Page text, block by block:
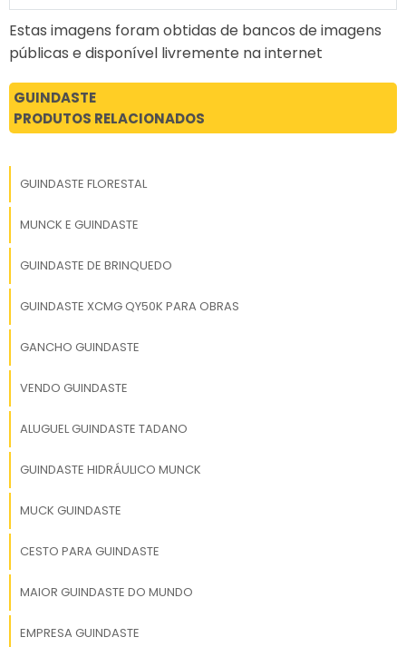
Estas imagens foram obtidas de bancos de imagens
públicas e disponível livremente na internet
GUINDASTE
PRODUTOS RELACIONADOS
GUINDASTE FLORESTAL
MUNCK E GUINDASTE
GUINDASTE DE BRINQUEDO
GUINDASTE XCMG QY50K PARA OBRAS
GANCHO GUINDASTE
VENDO GUINDASTE
ALUGUEL GUINDASTE TADANO
GUINDASTE HIDRÁULICO MUNCK
MUCK GUINDASTE
CESTO PARA GUINDASTE
MAIOR GUINDASTE DO MUNDO
EMPRESA GUINDASTE